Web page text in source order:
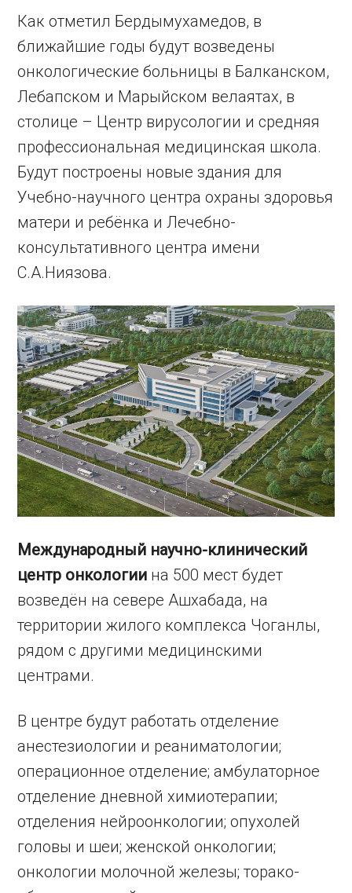
Как отметил Бердымухамедов, в
ближайшие годы будут возведены
онкологические больницы в Балканском,
Лебапском и Марыйском велаятах, в
столице – Центр вирусологии и средняя
профессиональная медицинская школа.
Будут построены новые здания для
Учебно-научного центра охраны здоровья
матери и ребёнка и Лечебно-
консультативного центра имени
С.А.Ниязова.
Международный научно-клинический
центр онкологии на 500 мест будет
возведён на севере Ашхабада, на
территории жилого комплекса Чоганлы,
рядом с другими медицинскими
центрами.
В центре будут работать отделение
анестезиологии и реаниматологии;
операционное отделение; амбулаторное
отделение дневной химиотерапии;
отделения нейроонкологии; опухолей
головы и шеи; женской онкологии;
онкологии молочной железы; торако-